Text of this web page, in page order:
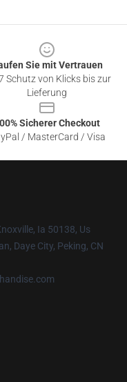
Sie mit Vertrauen
Schutz von Klicks bis zur
Lieferung
Sicherer Checkout
/ MasterCard / Visa
Ia 50138, Us
Daye City, Peking, CN